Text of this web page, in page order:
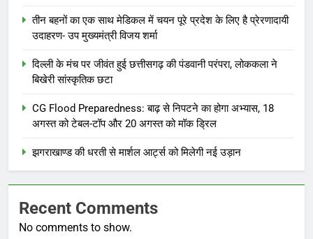
तीन बहनों का एक साथ मेडिकल में चयन पूरे प्रदेश के लिए है प्रेरणादायी
उदाहरण- उप मुख्यमंत्री विजय शर्मा
दिल्ली के मंच पर जीवंत हुई छत्तीसगढ़ की पंडवानी परंपरा, लोककला ने
बिखेरी सांस्कृतिक छटा
CG Flood Preparedness: बाढ़ से निपटने का होगा अभ्यास, 18
अगस्त को टेबल-टॉप और 20 अगस्त को मॉक ड्रिल
झगराखाण्ड की धरती से मार्शल आर्ट्स को मिलेगी नई उड़ान
Recent Comments
No comments to show.